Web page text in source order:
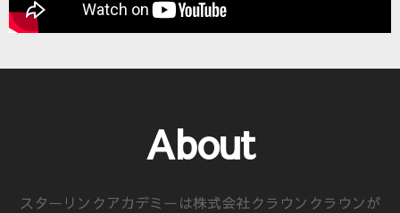
About
スターリンクアカデミーは株式会社クラウンクラウンが